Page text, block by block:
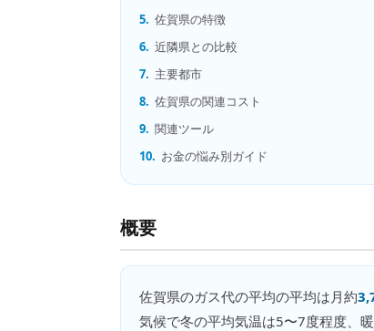
5. 佐賀県の特徴
6. 近隣県との比較
7. 主要都市
8. 佐賀県の関連コスト
9. 関連ツール
10. お金の悩み別ガイド
概要
佐賀県のガス代の平均の平均は月約
気候で冬の平均気温は5〜7度程度、